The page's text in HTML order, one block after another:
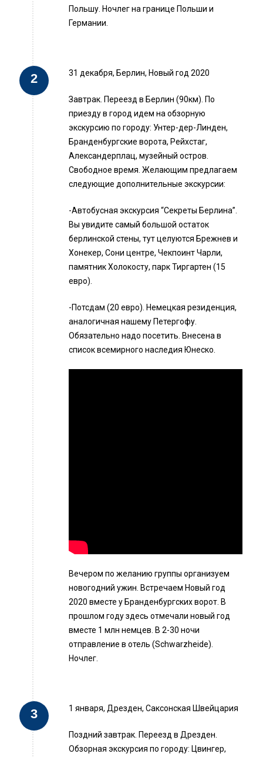
Польшу. Ночлег на границе Польши и
Германии.
31 декабря, Берлин, Новый год 2020
Завтрак. Переезд в Берлин (90км). По
приезду в город идем на обзорную
экскурсию по городу: Унтер-дер-Линден,
Бранденбургские ворота, Рейхстаг,
Александерплац, музейный остров.
Свободное время. Желающим предлагаем
следующие дополнительные экскурсии:
-Автобусная экскурсия “Секреты Берлина”.
Вы увидите самый большой остаток
берлинской стены, тут целуются Брежнев и
Хонекер, Сони центре, Чекпоинт Чарли,
памятник Холокосту, парк Тиргартен (15
евро).
-Потсдам (20 евро). Немецкая резиденция,
аналогичная нашему Петергофу.
Обязательно надо посетить. Внесена в
список всемирного наследия Юнеско.
Вечером по желанию группы организуем
новогодний ужин. Встречаем Новый год
2020 вместе у Бранденбургских ворот. В
прошлом году здесь отмечали новый год
вместе 1 млн немцев. В 2-30 ночи
отправление в отель (Schwarzheide).
Ночлег.
1 января, Дрезден, Саксонская Швейцария
Поздний завтрак. Переезд в Дрезден.
Обзорная экскурсия по городу: Цвингер,